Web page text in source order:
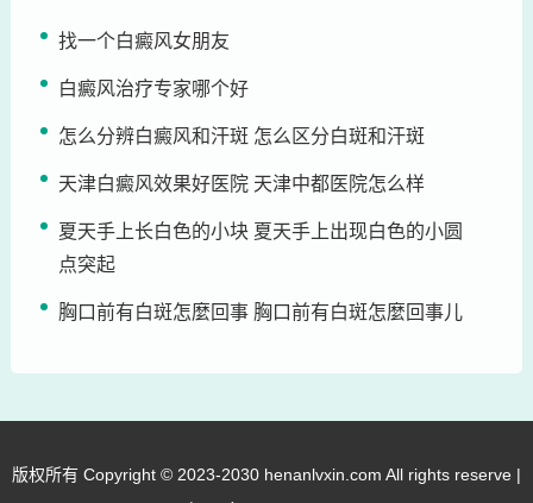
找一个白癜风女朋友
白癜风治疗专家哪个好
怎么分辨白癜风和汗斑 怎么区分白斑和汗斑
天津白癜风效果好医院 天津中都医院怎么样
夏天手上长白色的小块 夏天手上出现白色的小圆
点突起
胸口前有白斑怎麼回事 胸口前有白斑怎麼回事儿
版权所有 Copyright © 2023-2030 henanlvxin.com All rights reserve |